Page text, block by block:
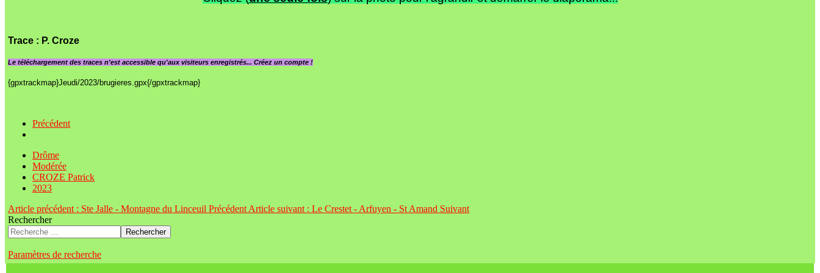
Trace : P. Croze
Le téléchargement des traces n'est accessible qu'aux visiteurs enregistrés... Créez un compte !
{gpxtrackmap}Jeudi/2023/brugieres.gpx{/gpxtrackmap}
Précédent
Drôme
Modérée
CROZE Patrick
2023
Article précédent : Ste Jalle - Montagne du Linceuil Précédent Article suivant : Le Crestet - Arfuyen - St Amand Suivant
Rechercher
Rechercher
Paramètres de recherche